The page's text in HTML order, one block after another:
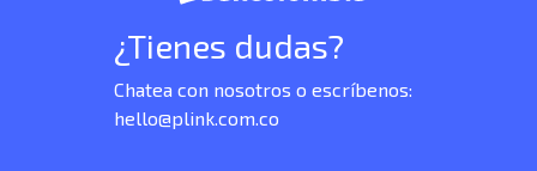
¿Tienes dudas?
Chatea con nosotros o escríbenos:
hello@plink.com.co